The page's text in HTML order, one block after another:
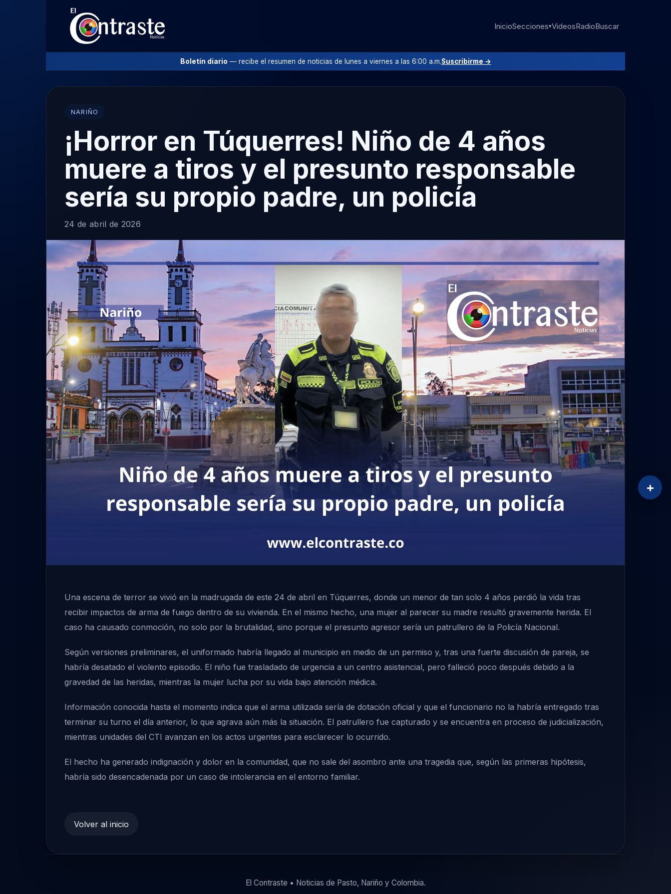
InicioSecciones▾VideosRadioBuscar
Boletín diario — recibe el resumen de noticias de lunes a viernes a las 6:00 a.m.Suscribirme →
NARIÑO
¡Horror en Túquerres! Niño de 4 años
muere a tiros y el presunto responsable
sería su propio padre, un policía
24 de abril de 2026
Una escena de terror se vivió en la madrugada de este 24 de abril en Túquerres, donde un menor de tan solo 4 años perdió la vida tras
recibir impactos de arma de fuego dentro de su vivienda. En el mismo hecho, una mujer al parecer su madre resultó gravemente herida. El
caso ha causado conmoción, no solo por la brutalidad, sino porque el presunto agresor sería un patrullero de la Policía Nacional.
Según versiones preliminares, el uniformado habría llegado al municipio en medio de un permiso y, tras una fuerte discusión de pareja, se
habría desatado el violento episodio. El niño fue trasladado de urgencia a un centro asistencial, pero falleció poco después debido a la
gravedad de las heridas, mientras la mujer lucha por su vida bajo atención médica.
Información conocida hasta el momento indica que el arma utilizada sería de dotación oficial y que el funcionario no la habría entregado tras
terminar su turno el día anterior, lo que agrava aún más la situación. El patrullero fue capturado y se encuentra en proceso de judicialización,
mientras unidades del CTI avanzan en los actos urgentes para esclarecer lo ocurrido.
El hecho ha generado indignación y dolor en la comunidad, que no sale del asombro ante una tragedia que, según las primeras hipótesis,
habría sido desencadenada por un caso de intolerancia en el entorno familiar.
Volver al inicio
El Contraste • Noticias de Pasto, Nariño y Colombia.
+